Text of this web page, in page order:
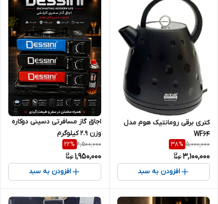
کتری برقی رومانتیک هوم مدل
WF64
5,000,000
38%
3,100,000
افزودن به سبد
اجاق گاز مسافرتی دسینی دوکاره
وزن ۲.۹ کیلوگرم
2,500,000
22%
1,950,000
افزودن به سبد